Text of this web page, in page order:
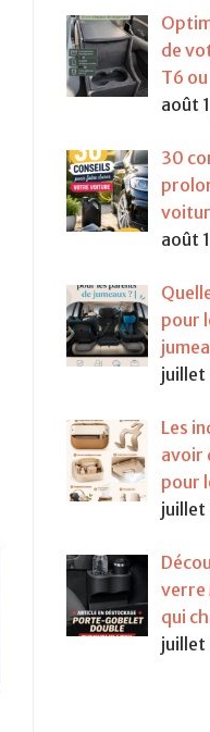
de
T6
août
30
août
pour
juillet
Les
avoir
pour
juillet
verre
qui
juillet